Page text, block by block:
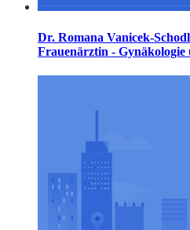
Dr. Romana Vanicek-
Frauenärztin - Gynäkologie